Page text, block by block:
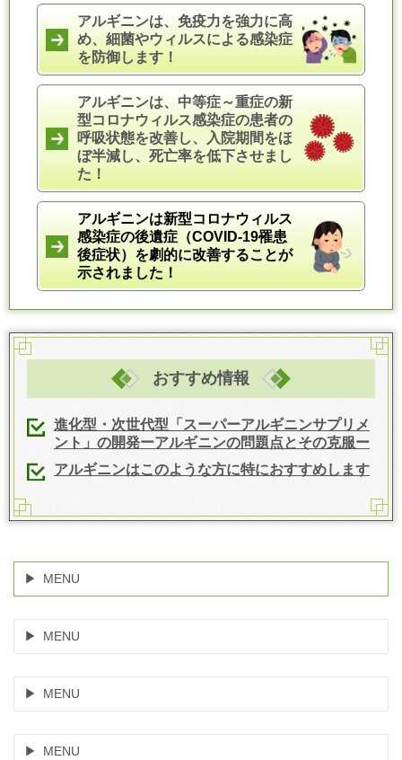
アルギニンは、免疫力を強力に高
め、細菌やウィルスによる感染症
を防御します！
アルギニンは、中等症～重症の新
型コロナウィルス感染症の患者の
呼吸状態を改善し、入院期間をほ
ぼ半減し、死亡率を低下させまし
た！
アルギニンは新型コロナウィルス
感染症の後遺症（COVID-19罹患
後症状）を劇的に改善することが
示されました！
おすすめ情報
進化型・次世代型「スーパーアルギニンサプリメ
ント」の開発ーアルギニンの問題点とその克服ー
アルギニンはこのような方に特におすすめします
MENU
MENU
MENU
MENU